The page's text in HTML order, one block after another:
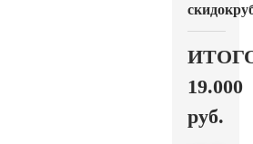
скидок
19.000
руб.